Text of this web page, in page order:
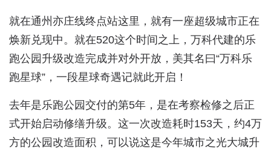
就在通州亦庄线终点站这里，就有一座超级城市正在
焕新兑现中。就在520这个时间之上，万科代建的乐
跑公园升级改造完成并对外开放，美其名曰“万科乐
跑星球”，一段星球奇遇记就此开启！
去年是乐跑公园交付的第5年，是在考察检修之后正
式开始启动修缮升级。这一次改造耗时153天，约4万
方的公园改造面积，可以说这是今年城市之光大城升